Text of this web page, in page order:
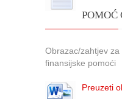
Obrazac/zahtjev
finansijske pomoći
Preuzeti